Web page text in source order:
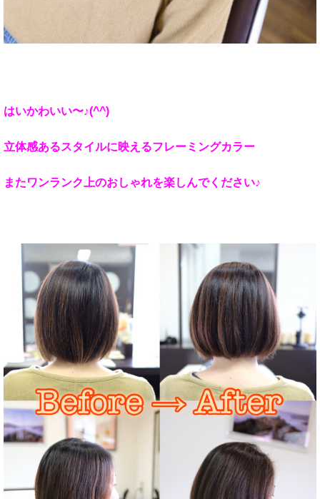
はいかわいい〜♪(^^)
立体感あるスタイルに映えるフレーミングカラー
またワンランク上のおしゃれを楽しんでください♪